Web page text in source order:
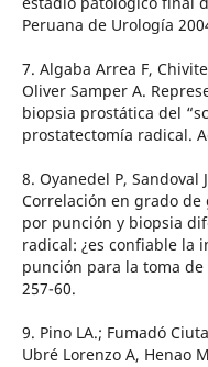
Peruana de Urología
7. Algaba Arrea F,
Oliver Samper A.
biopsia prostática del
prostatectomía radical.
8. Oyanedel P, Sandoval
Correlación en grado
por punción y biopsia
radical: ¿es confiable la
punción para la toma de
257-60.
9. Pino LA.; Fumadó
Ubré Lorenzo A, Henao